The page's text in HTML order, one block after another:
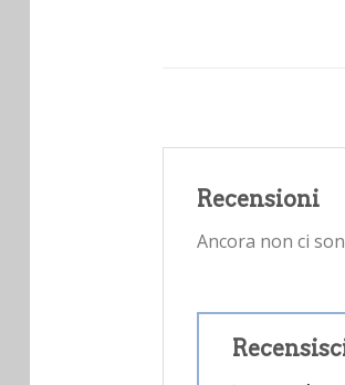
Recensioni
Ancora non ci